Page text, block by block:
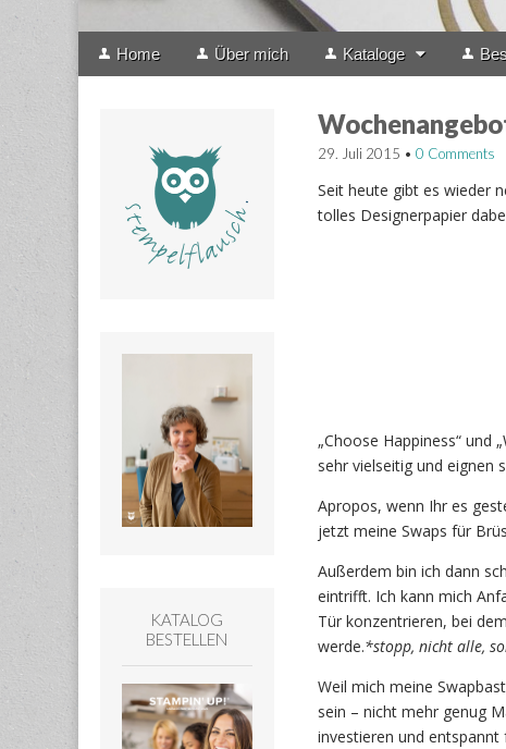
Main
Skip
Home Über mich Kataloge
29. Juli 2015 • 0 Comments
Seit heute gibt es wieder
tolles Designerpapier
„Choose Happiness“ und
sehr vielseitig und eignen
Apropos, wenn Ihr es
jetzt meine Swaps für
Außerdem bin ich dann
eintrifft. Ich kann mich
Tür konzentrieren, bei
werde.*stopp, nicht alle,
Weil mich meine
sein – nicht mehr genug
investieren und
KATALOG
BESTELLEN